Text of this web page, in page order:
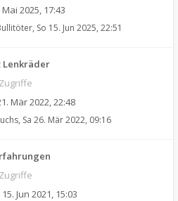
Mai 2025, 17:43
, So 15. Jun 2025, 22:51
Lenkräder
Mär 2022, 22:48
, Sa 26. Mär 2022, 09:16
15. Jun 2021, 15:03